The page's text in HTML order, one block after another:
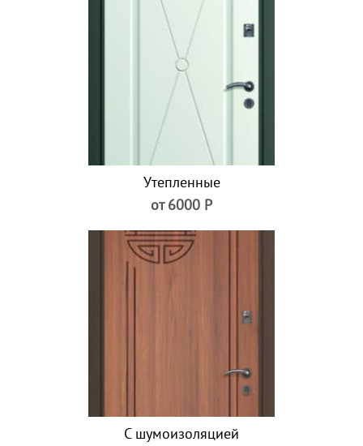
Утепленные
от 6000 Р
С шумоизоляцией